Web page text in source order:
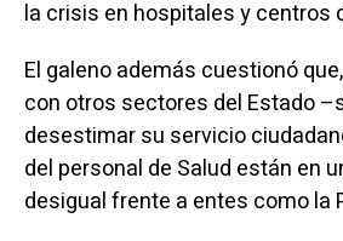
la crisis en hospitales y centros
El galeno además cuestionó
con otros sectores del Estado
desestimar su servicio
del personal de Salud están en
desigual frente a entes como la